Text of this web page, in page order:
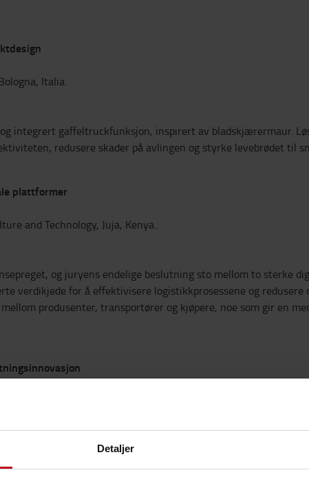
Detaljer
Italia.
integrert gaffeltruckfunksjon, inspirert av bladskjærermaur.
redusere skader på avlingen og styrke levebrødet til
plattformer
and Technology, Juja, Kenya..
og juryens endelige beslutning sto mellom to sterke
verdikjede for å effektivisere logistikkprosessene og
produsenter, transportører og kjøpere, noe som gir en
på en hub-og-eike-modell, utviklet for å forbedre logistikk
og forbedrer tilgjengeligheten gjennom lokale
i dag har begrenset tilgang til varer og tjenester.